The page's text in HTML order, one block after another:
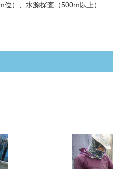
）、水源探査（500m以上）